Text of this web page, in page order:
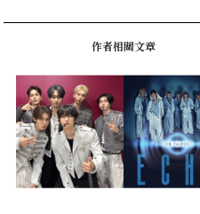
作者相關文章